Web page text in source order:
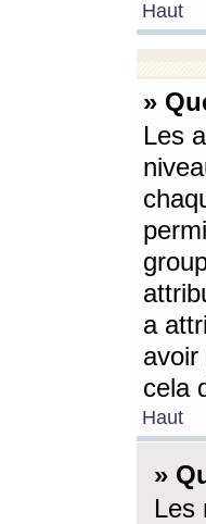
Haut
»
Les
a
avoir
cela
Haut
»
Les